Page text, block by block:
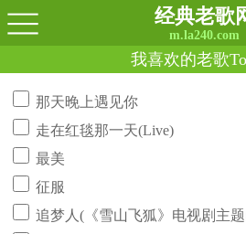
经典老歌
m.la240.com
我喜欢的老歌
那天晚上遇见你
走在红毯那一天(Live)
最美
征服
追梦人(《雪山飞狐》电视剧主